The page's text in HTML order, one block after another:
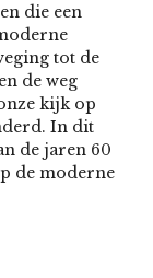
die een
tot de
de weg
kijk op
In dit
de jaren 60
de moderne